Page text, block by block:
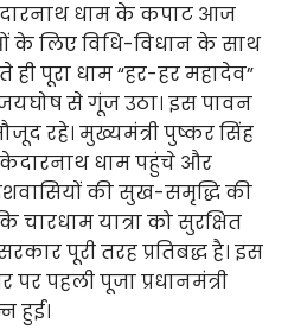
केदारनाथ धाम के कपाट आज
के लिए विधि-विधान के साथ
पूरा धाम “हर-हर महादेव”
से गूंज उठा। इस पावन
रहे। मुख्यमंत्री पुष्कर सिंह
धाम पहुंचे और
की सुख-समृद्धि की
चारधाम यात्रा को सुरक्षित
पूरी तरह प्रतिबद्ध है। इस
पहली पूजा प्रधानमंत्री
हुई।